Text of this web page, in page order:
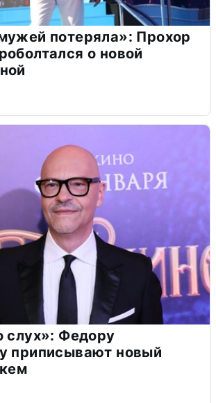
потеряла»: Прохор
о новой
слух»: Федору
приписывают новый